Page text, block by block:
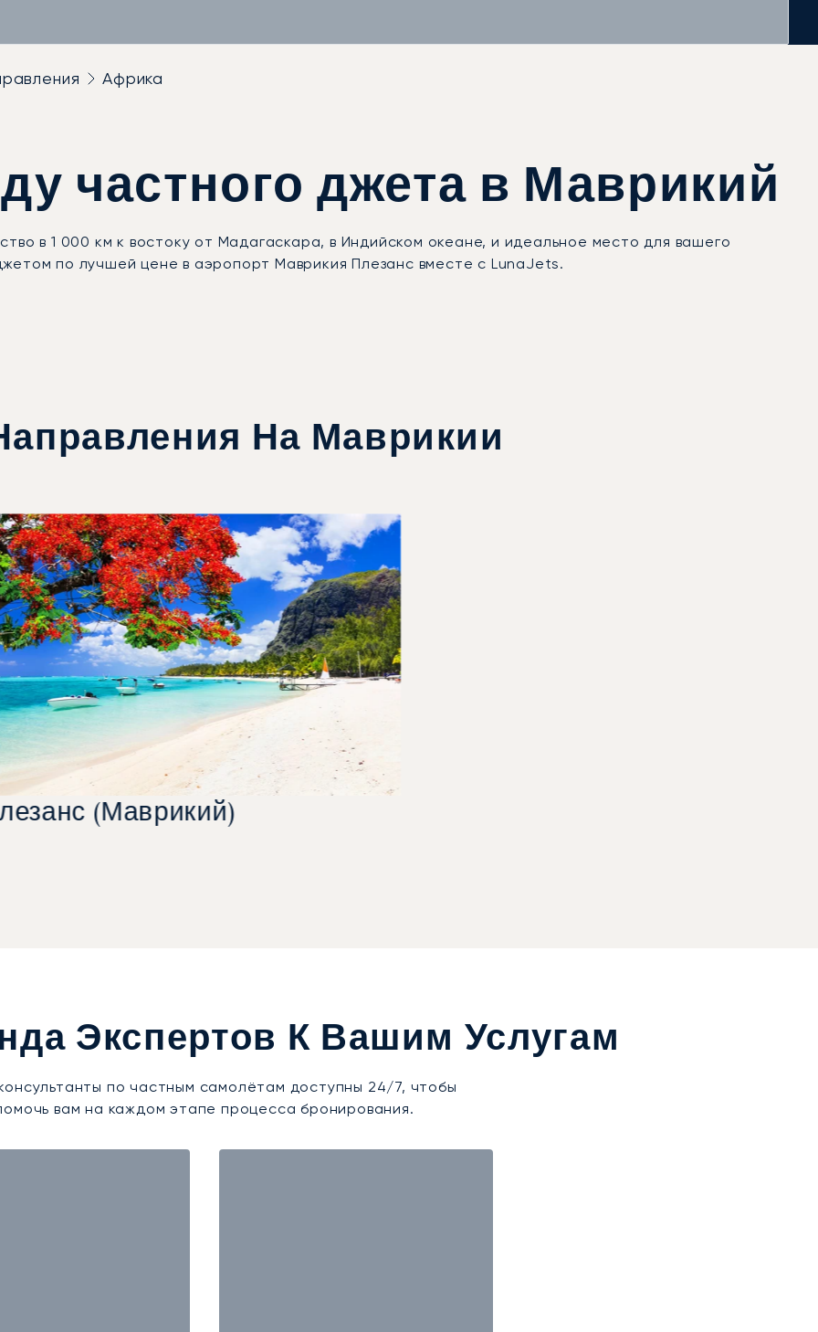
Африка
частного джета в Маврикий
в 1 000 км к востоку от Мадагаскара, в Индийском океане, и идеальное место для вашего
по лучшей цене в аэропорт Маврикия Плезанс вместе с LunaJets.
На Маврикии
(Маврикий)
Экспертов К Вашим Услугам
по частным самолётам доступны 24/7, чтобы
вам на каждом этапе процесса бронирования.